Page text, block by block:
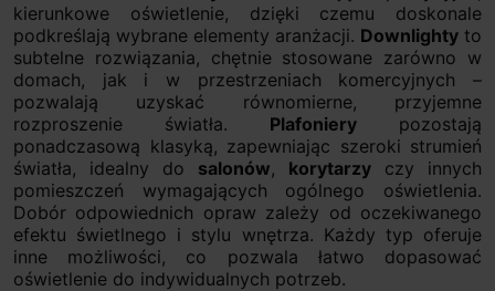
kierunkowe oświetlenie, dzięki czemu doskonale
podkreślają wybrane elementy aranżacji. Downlighty to
subtelne rozwiązania, chętnie stosowane zarówno w
domach, jak i w przestrzeniach komercyjnych –
pozwalają uzyskać równomierne, przyjemne
rozproszenie światła. Plafoniery pozostają
ponadczasową klasyką, zapewniając szeroki strumień
światła, idealny do salonów, korytarzy czy innych
pomieszczeń wymagających ogólnego oświetlenia.
Dobór odpowiednich opraw zależy od oczekiwanego
efektu świetlnego i stylu wnętrza. Każdy typ oferuje
inne możliwości, co pozwala łatwo dopasować
oświetlenie do indywidualnych potrzeb.